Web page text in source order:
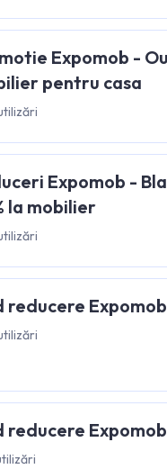
Expomob -
pentru casa
Expomob -
la mobilier
reducere
reducere